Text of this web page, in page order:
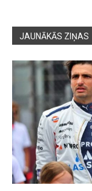
JAUNĀKĀS ZIŅAS